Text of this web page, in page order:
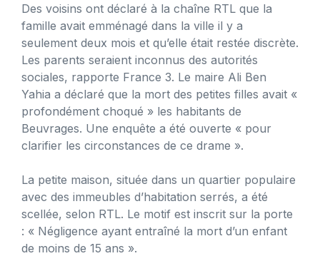
Des voisins ont déclaré à la chaîne RTL que la
famille avait emménagé dans la ville il y a
seulement deux mois et qu’elle était restée discrète.
Les parents seraient inconnus des autorités
sociales, rapporte France 3. Le maire Ali Ben
Yahia a déclaré que la mort des petites filles avait «
profondément choqué » les habitants de
Beuvrages. Une enquête a été ouverte « pour
clarifier les circonstances de ce drame ».
La petite maison, située dans un quartier populaire
avec des immeubles d’habitation serrés, a été
scellée, selon RTL. Le motif est inscrit sur la porte
: « Négligence ayant entraîné la mort d’un enfant
de moins de 15 ans ».